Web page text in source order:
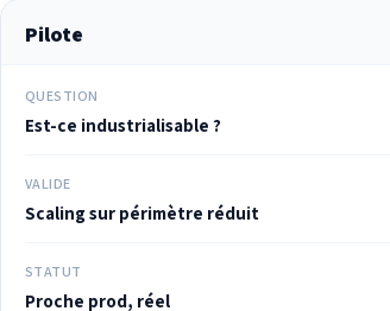
Pilote
QUESTION
Est-ce industrialisable ?
VALIDE
Scaling sur périmètre réduit
STATUT
Proche prod, réel